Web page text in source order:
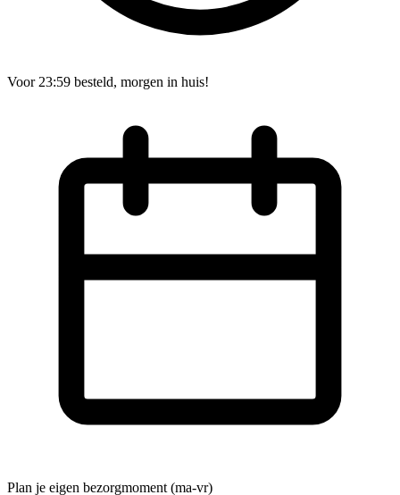
Voor 23:59 besteld, morgen in huis!
Plan je eigen bezorgmoment (ma-vr)